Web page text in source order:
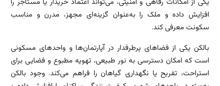
افزایش داده و ملک را به‌عنوان گزینه‌ای مجهز، مدرن و مناسب
سکونت معرفی کند.
بالکن یکی از فضاهای پرطرفدار در آپارتمان‌ها و واحدهای مسکونی
است که امکان دسترسی به نور طبیعی، تهویه مطبوع و فضایی برای
استراحت، تفریح یا نگهداری گیاهان را فراهم می‌کند. وجود بالکن